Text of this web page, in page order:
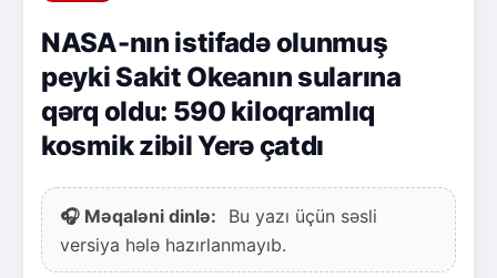
NASA-nın istifadə olunmuş
peyki Sakit Okeanın sularına
qərq oldu: 590 kiloqramlıq
kosmik zibil Yerə çatdı
🎧 Məqaləni dinlə:
Bu yazı üçün səsli
versiya hələ hazırlanmayıb.